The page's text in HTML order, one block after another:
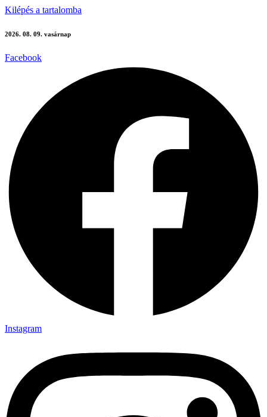
Kilépés a tartalomba
2026. 08. 09. vasárnap
Facebook
Instagram